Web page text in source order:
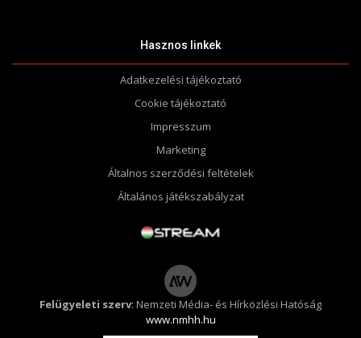
Hasznos linkek
Adatkezelési tájékoztató
Cookie tájékoztató
Impresszum
Marketing
Általnos szerződési feltételek
Általános játékszabályzat
Felügyeleti szerv: Nemzeti Média- és Hírközlési Hatóság
www.nmhh.hu